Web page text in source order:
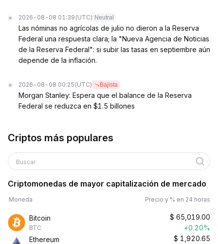
2026-08-08 01:39 (UTC) Neutral
Las nóminas no agrícolas de julio no dieron a la Reserva
Federal una respuesta clara; la "Nueva Agencia de Noticias
de la Reserva Federal": si subir las tasas en septiembre aún
depende de la inflación.
2026-08-08 00:25 (UTC) Bajista
Morgan Stanley: Espera que el balance de la Reserva
Federal se reduzca en $1.5 billones
Criptos más populares
Buscar
Criptomonedas de mayor capitalización de mercado
Moneda Precio y % en 24 horas
Bitcoin
BTC
$ 65,019.00
+0.20%
Ethereum
$ 1,920.65